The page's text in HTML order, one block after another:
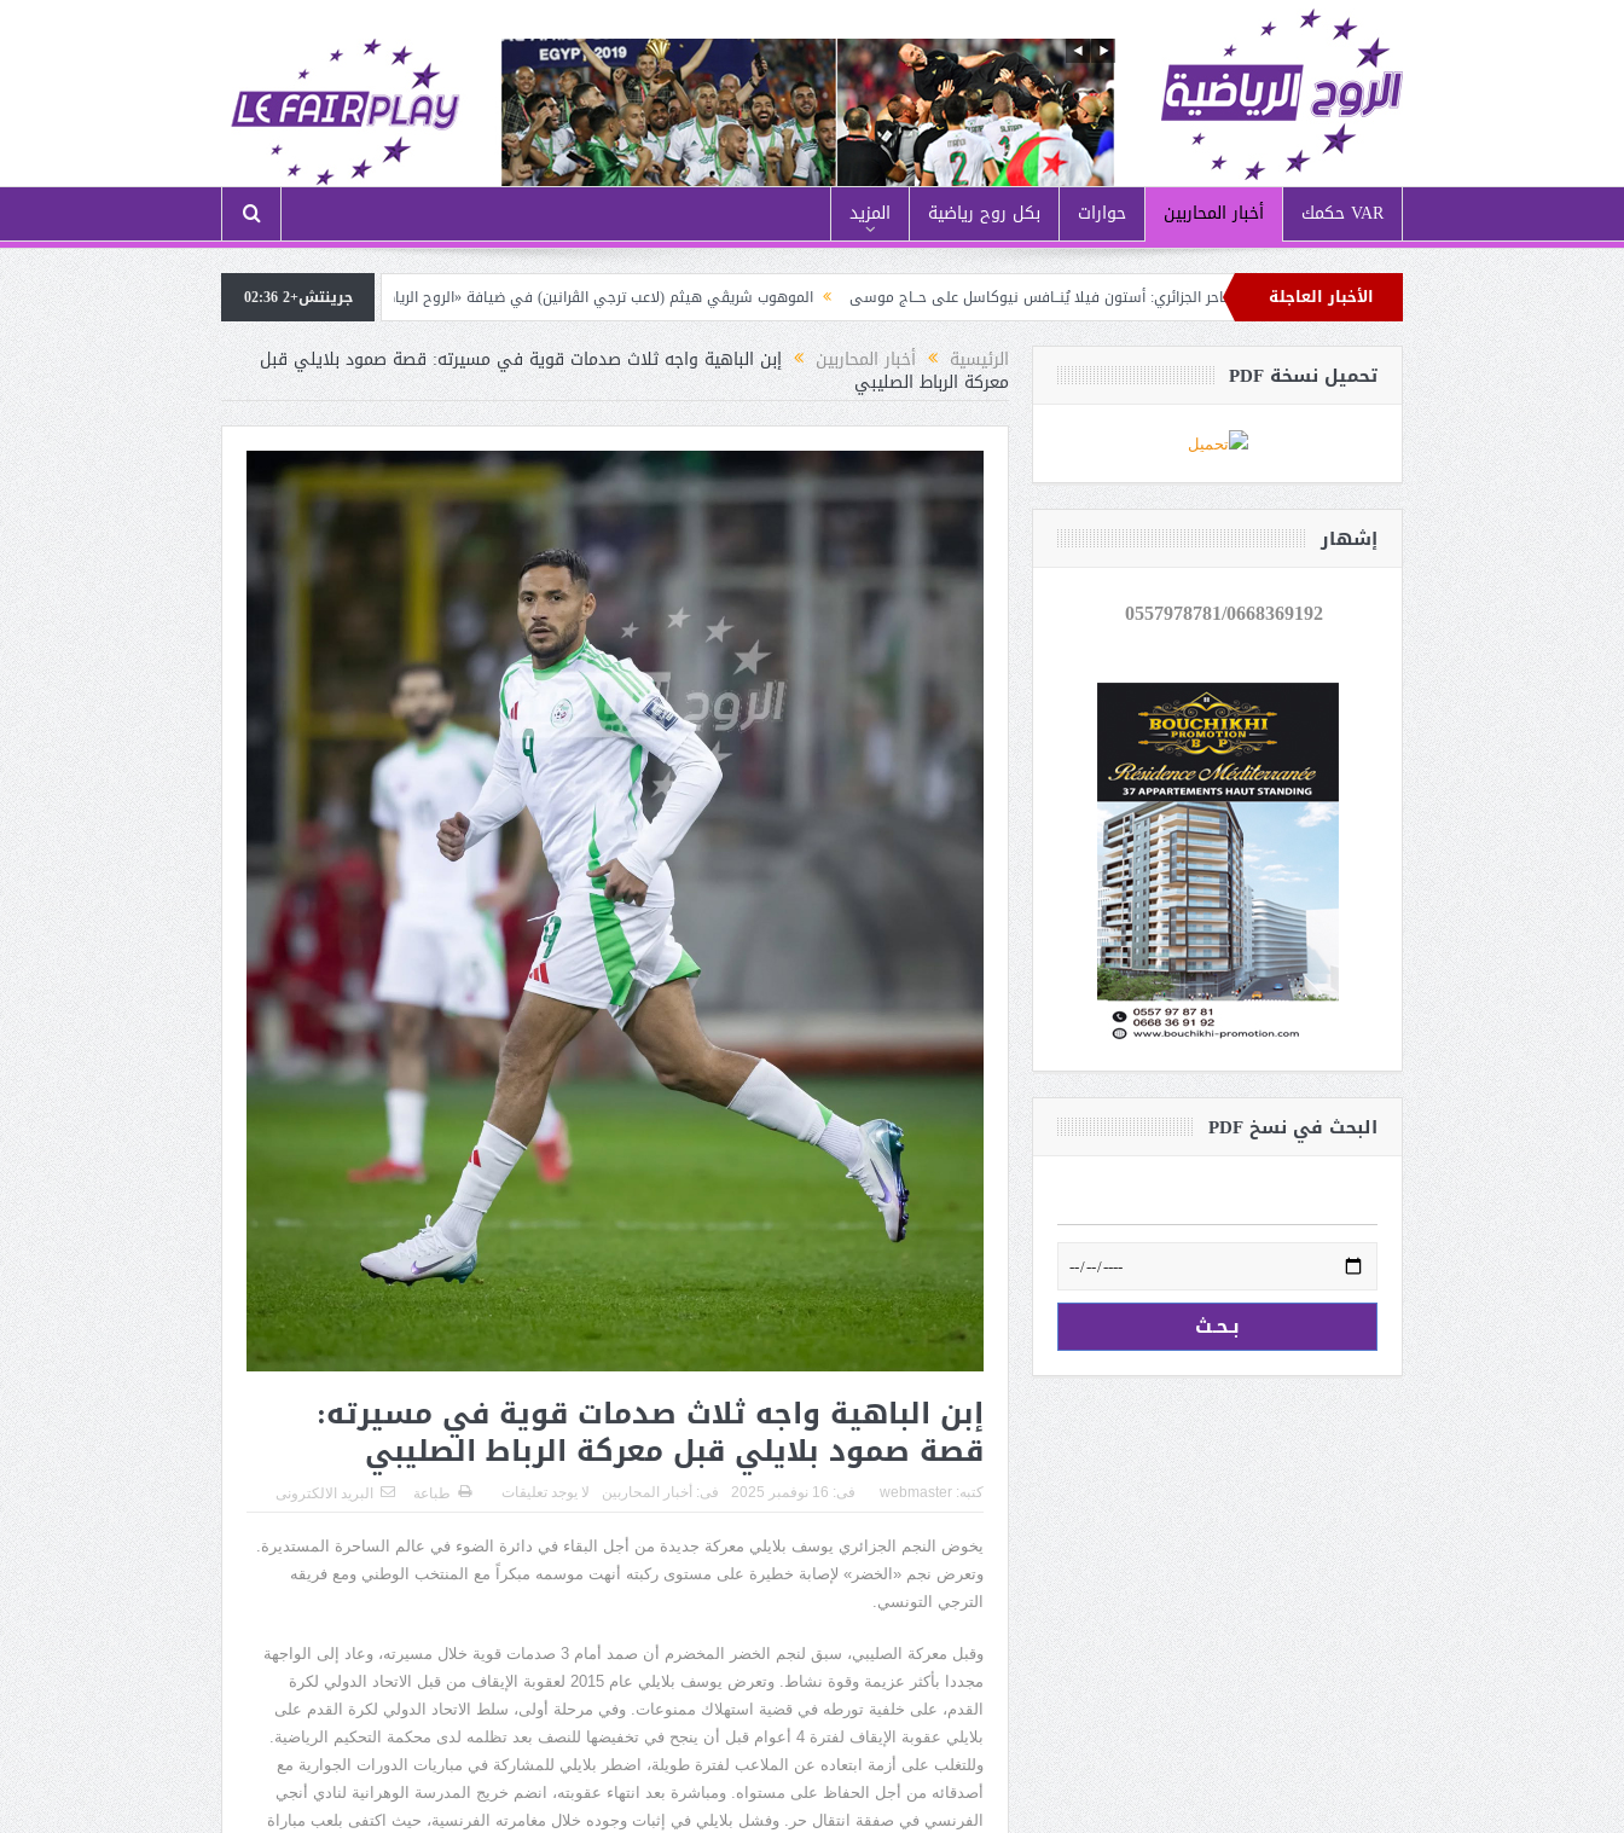
VAR حكمك أخبار المحاربين حوارات بكل روح رياضية المزيد
الأخبار العاجلة فاينورد يشترط 35 مليون يورو مقابل الساحر الجزائري: أستون فيلا يُنــافس نيوكاسل على حــاج موسى الموهوب شريڤي هيثم (لاعب ترجي الڤرانين) في ضيافة «الروح الرياضية»: «النجــاح لا يأتـي بالحــظ، بل بالعــمل والإجـتهاد والصـبر» ساهم في فوز جرينتش+2 02:36
الرئيسية أخبار المحاربين إبن الباهية واجه ثلاث صدمات قوية في مسيرته: قصة صمود بلايلي قبل
معركة الرباط الصليبي
إبن الباهية واجه ثلاث صدمات قوية في مسيرته:
قصة صمود بلايلي قبل معركة الرباط الصليبي
كتبه: webmaster فى: 16 نوفمبر 2025 فى: أخبار المحاربين لا يوجد تعليقات طباعة البريد الالكترونى
يخوض النجم الجزائري يوسف بلايلي معركة جديدة من أجل البقاء في دائرة الضوء في عالم الساحرة المستديرة.
وتعرض نجم « الخضر » لإصابة خطيرة على مستوى ركبته أنهت موسمه مبكراً مع المنتخب الوطني ومع فريقه
الترجي التونسي.
وقبل معركة الصليبي، سبق لنجم الخضر المخضرم أن صمد أمام 3 صدمات قوية خلال مسيرته، وعاد إلى الواجهة
مجددا بأكثر عزيمة وقوة نشاط. وتعرض يوسف بلايلي عام 2015 لعقوبة الإيقاف من قبل الاتحاد الدولي لكرة
القدم، على خلفية تورطه في قضية استهلاك ممنوعات. وفي مرحلة أولى، سلط الاتحاد الدولي لكرة القدم على
بلايلي عقوبة الإيقاف لفترة 4 أعوام قبل أن ينجح في تخفيضها للنصف بعد تظلمه لدى محكمة التحكيم الرياضية.
وللتغلب على أزمة ابتعاده عن الملاعب لفترة طويلة، اضطر بلايلي للمشاركة في مباريات الدورات الجوارية مع
أصدقائه من أجل الحفاظ على مستواه. ومباشرة بعد انتهاء عقوبته، انضم خريج المدرسة الوهرانية لنادي أنجي
الفرنسي في صفقة انتقال حر. وفشل بلايلي في إثبات وجوده خلال مغامرته الفرنسية، حيث اكتفى بلعب مباراة
تحميل نسخة PDF
إشهار
0557978781/0668369192
البحث في نسخ PDF